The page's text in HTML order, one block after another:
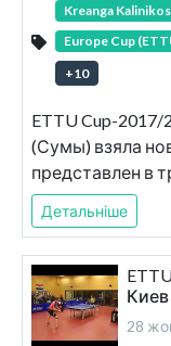
Kreanga
Europe Cup
+10
ETTU Cup-
(Сумы) взяла
представлен в
Детальніше
Киев
28